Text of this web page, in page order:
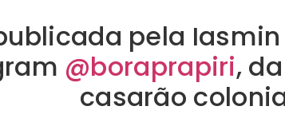
pela
@boraprapiri,
casarão